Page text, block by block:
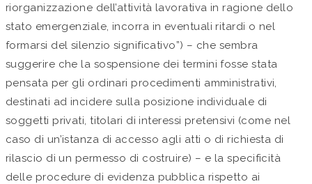
riorganizzazione dell’attività lavorativa in ragione dello
stato emergenziale, incorra in eventuali ritardi o nel
formarsi del silenzio significativo”) – che sembra
suggerire che la sospensione dei termini fosse stata
pensata per gli ordinari procedimenti amministrativi,
destinati ad incidere sulla posizione individuale di
soggetti privati, titolari di interessi pretensivi (come nel
caso di un’istanza di accesso agli atti o di richiesta di
rilascio di un permesso di costruire) – e la specificità
delle procedure di evidenza pubblica rispetto ai